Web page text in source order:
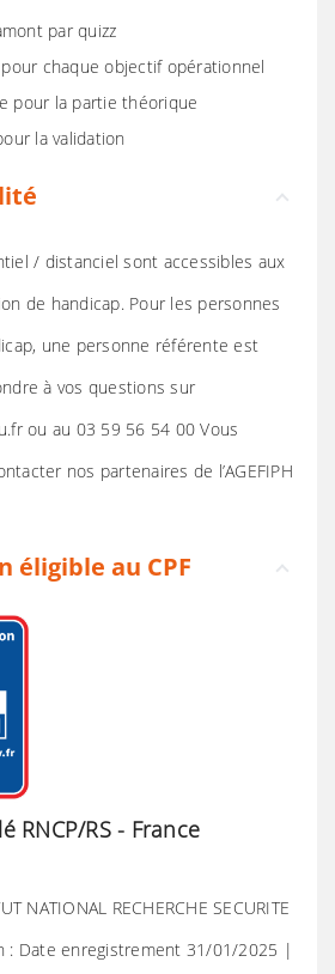
par quizz
chaque objectif opérationnel
pour la partie théorique
la validation
/ distanciel sont accessibles aux
de handicap. Pour les personnes
une personne référente est
à vos questions sur
ou au 03 59 56 54 00 Vous
nos partenaires de l’AGEFIPH
éligible au CPF
RNCP/RS - France
NATIONAL RECHERCHE SECURITE
: Date enregistrement 31/01/2025 |